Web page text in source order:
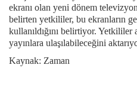
ekranı olan yeni dönem
belirten yetkililer, bu ekranların
kullanıldığını belirtiyor. Yetkililer
yayınlara ulaşılabileceğini
Kaynak: Zaman